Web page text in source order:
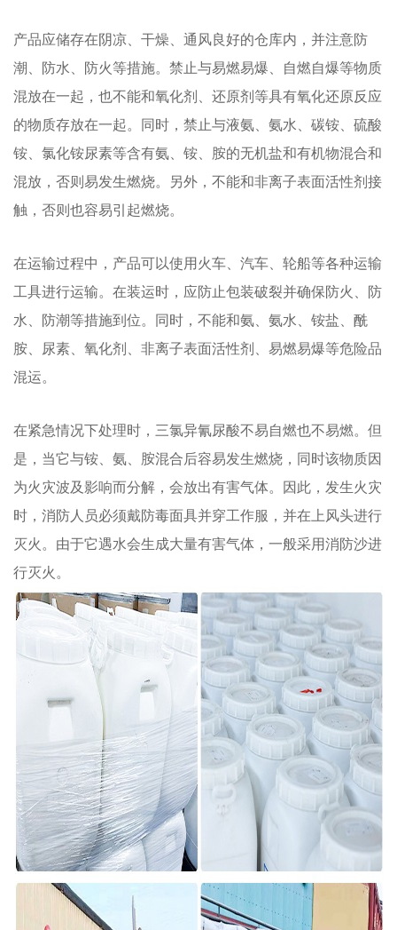
产品应储存在阴凉、干燥、通风良好的仓库内，并注意防
潮、防水、防火等措施。禁止与易燃易爆、自燃自爆等物质
混放在一起，也不能和氧化剂、还原剂等具有氧化还原反应
的物质存放在一起。同时，禁止与液氨、氨水、碳铵、硫酸
铵、氯化铵尿素等含有氨、铵、胺的无机盐和有机物混合和
混放，否则易发生燃烧。另外，不能和非离子表面活性剂接
触，否则也容易引起燃烧。
在运输过程中，产品可以使用火车、汽车、轮船等各种运输
工具进行运输。在装运时，应防止包装破裂并确保防火、防
水、防潮等措施到位。同时，不能和氨、氨水、铵盐、酰
胺、尿素、氧化剂、非离子表面活性剂、易燃易爆等危险品
混运。
在紧急情况下处理时，三氯异氰尿酸不易自燃也不易燃。但
是，当它与铵、氨、胺混合后容易发生燃烧，同时该物质因
为火灾波及影响而分解，会放出有害气体。因此，发生火灾
时，消防人员必须戴防毒面具并穿工作服，并在上风头进行
灭火。由于它遇水会生成大量有害气体，一般采用消防沙进
行灭火。